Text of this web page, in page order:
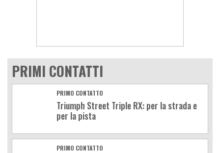
PRIMI CONTATTI
PRIMO CONTATTO
Triumph Street Triple RX: per la strada e
per la pista
PRIMO CONTATTO